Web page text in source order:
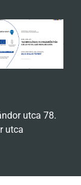
utca 78.
utca